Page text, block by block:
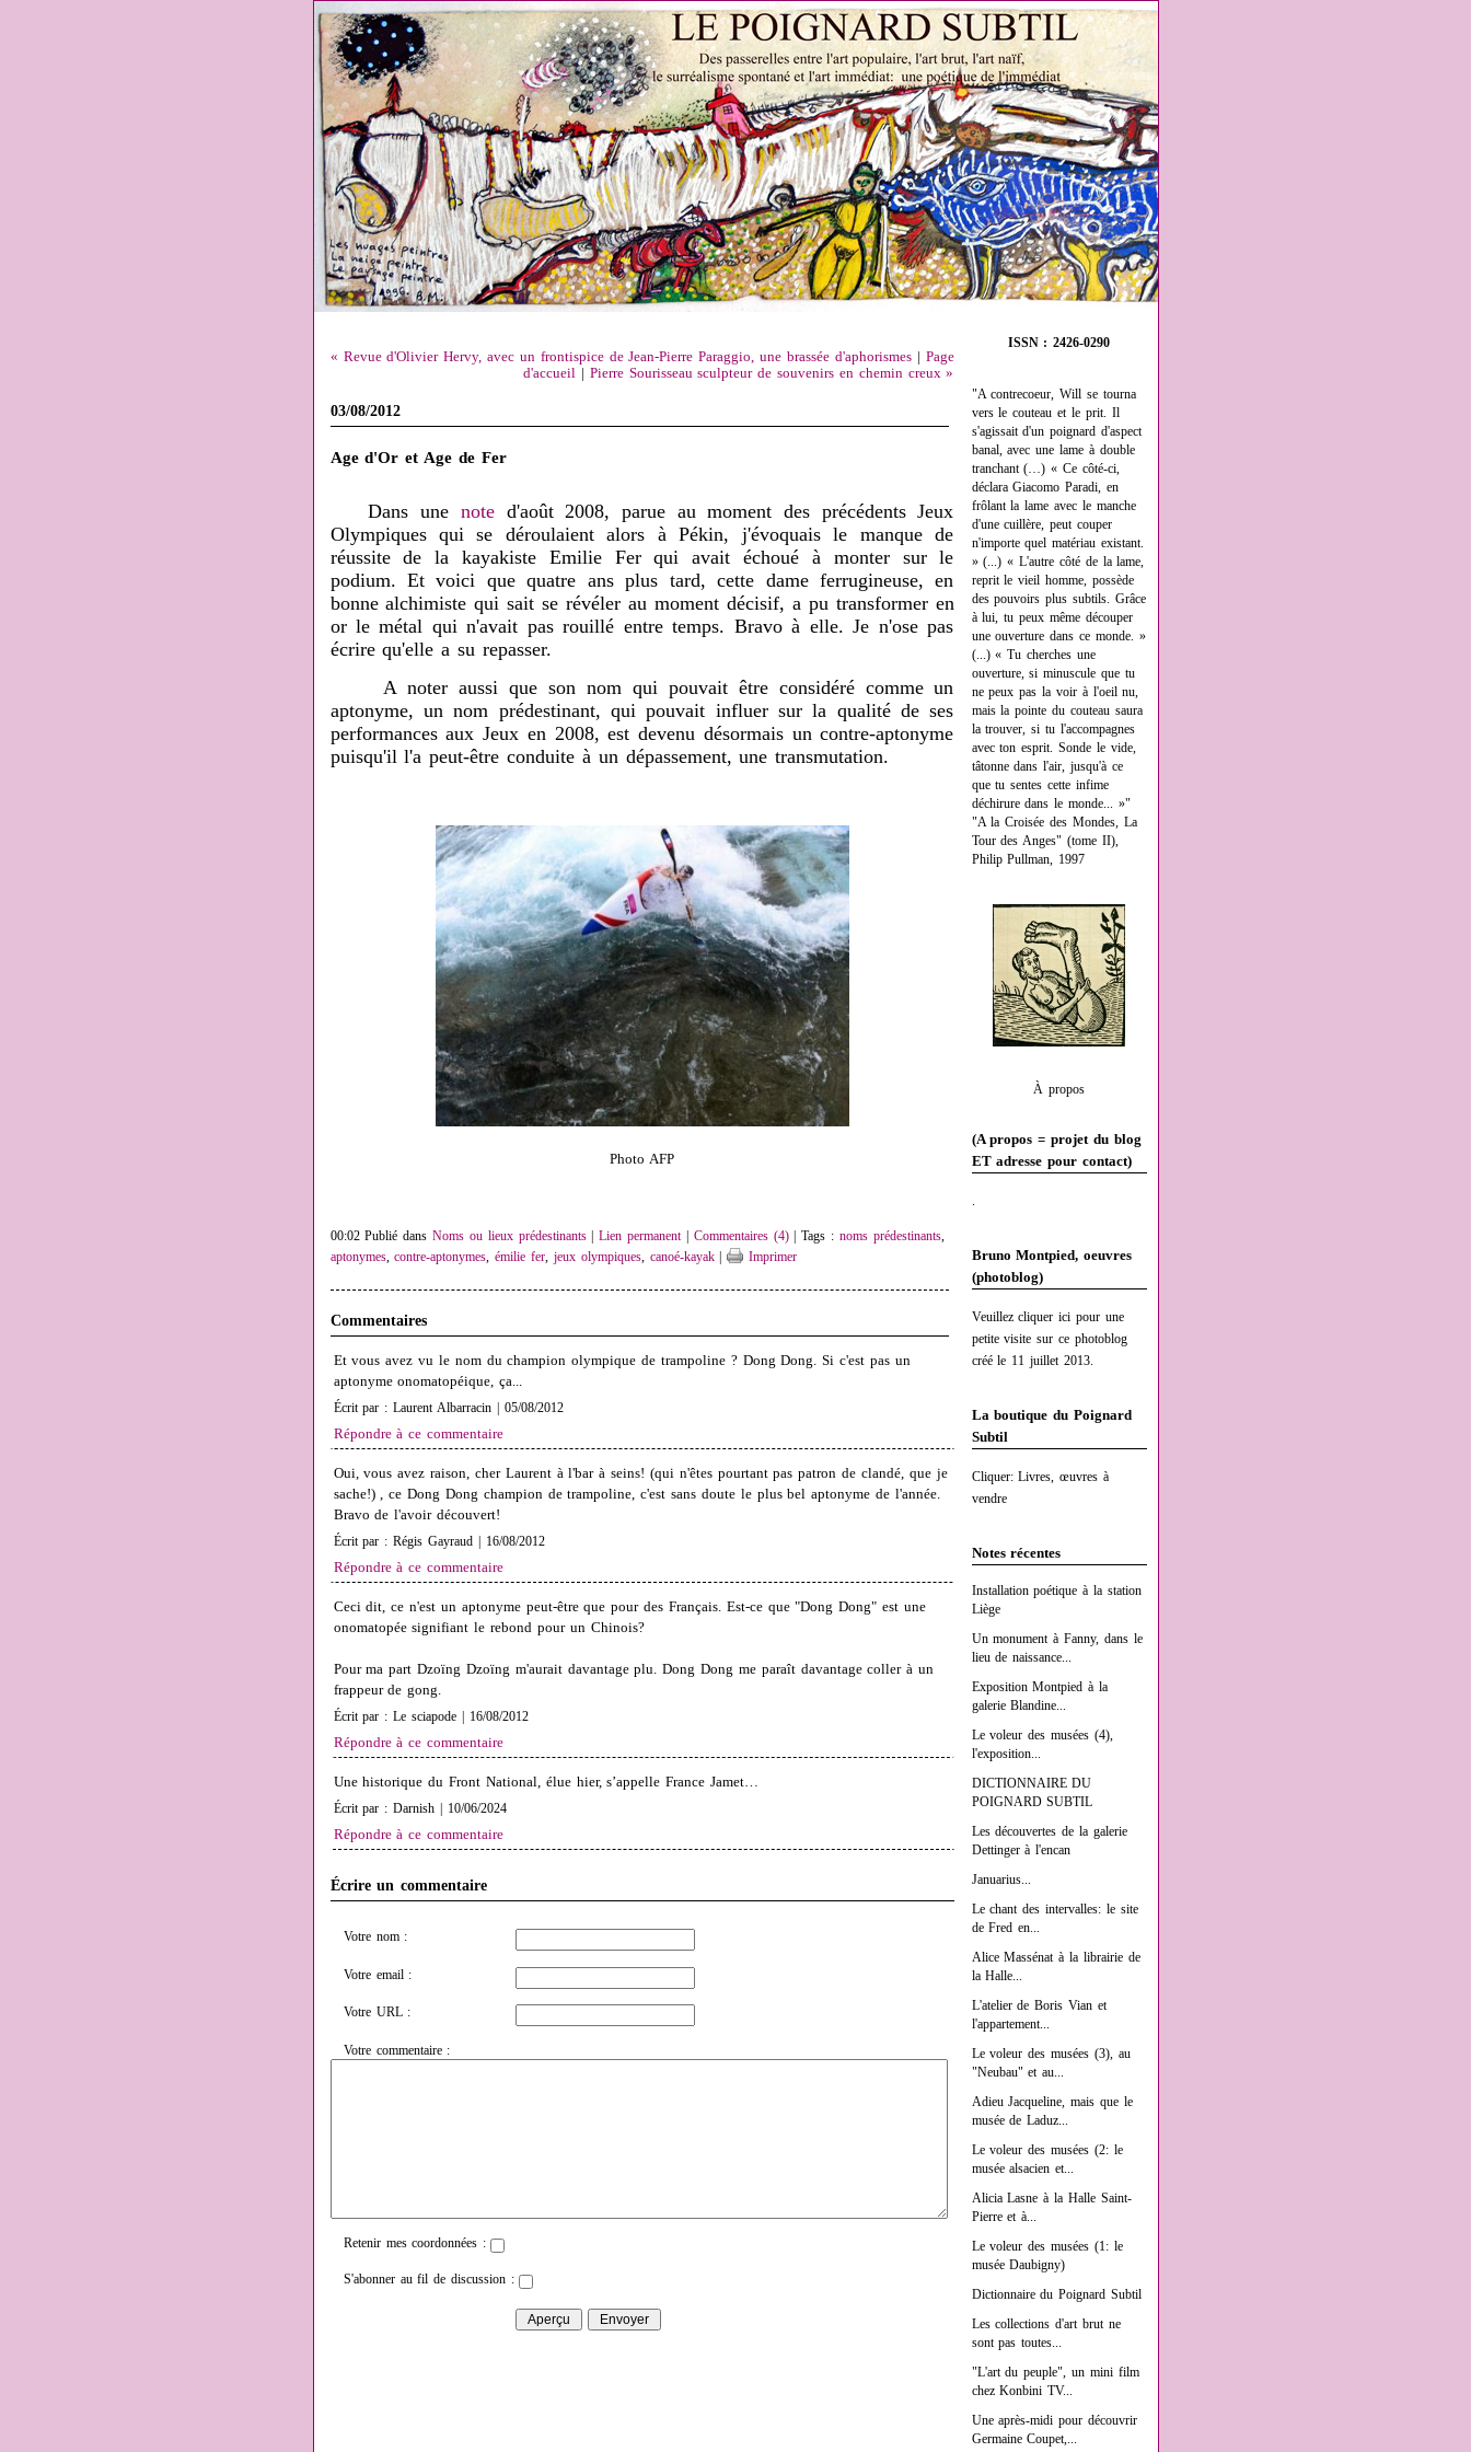
ISSN : 2426-0290
"A contrecoeur, Will se tourna
vers le couteau et le prit. Il
s'agissait d'un poignard d'aspect
banal, avec une lame à double
tranchant (…) « Ce côté-ci,
déclara Giacomo Paradi, en
frôlant la lame avec le manche
d'une cuillère, peut couper
n'importe quel matériau existant.
» (...) « L'autre côté de la lame,
reprit le vieil homme, possède
des pouvoirs plus subtils. Grâce
à lui, tu peux même découper
une ouverture dans ce monde. »
(...) « Tu cherches une
ouverture, si minuscule que tu
ne peux pas la voir à l'oeil nu,
mais la pointe du couteau saura
la trouver, si tu l'accompagnes
avec ton esprit. Sonde le vide,
tâtonne dans l'air, jusqu'à ce
que tu sentes cette infime
déchirure dans le monde... »"
"A la Croisée des Mondes, La
Tour des Anges" (tome II),
Philip Pullman, 1997
À propos
(A propos = projet du blog
ET adresse pour contact)
.
Bruno Montpied, oeuvres
(photoblog)
Veuillez cliquer ici pour une
petite visite sur ce photoblog
créé le 11 juillet 2013.
La boutique du Poignard
Subtil
Cliquer: Livres, œuvres à
vendre
Notes récentes
Installation poétique à la station
Liège
Un monument à Fanny, dans le
lieu de naissance...
Exposition Montpied à la
galerie Blandine...
Le voleur des musées (4),
l'exposition...
DICTIONNAIRE DU
POIGNARD SUBTIL
Les découvertes de la galerie
Dettinger à l'encan
Januarius...
Le chant des intervalles: le site
de Fred en...
Alice Massénat à la librairie de
la Halle...
L'atelier de Boris Vian et
l'appartement...
Le voleur des musées (3), au
"Neubau" et au...
Adieu Jacqueline, mais que le
musée de Laduz...
Le voleur des musées (2: le
musée alsacien et...
Alicia Lasne à la Halle Saint-
Pierre et à...
Le voleur des musées (1: le
musée Daubigny)
Dictionnaire du Poignard Subtil
Les collections d'art brut ne
sont pas toutes...
"L'art du peuple", un mini film
chez Konbini TV...
Une après-midi pour découvrir
Germaine Coupet,...
« Revue d'Olivier Hervy, avec un frontispice de Jean-Pierre Paraggio, une brassée d'aphorismes| Page
d'accueil
Pierre Sourisseau sculpteur de souvenirs en chemin creux »
03/08/2012
Age d'Or et Age de Fer
Dans une noted'août 2008, parue au moment des précédents Jeux
Olympiques qui se déroulaient alors à Pékin, j'évoquais le manque de
réussite de la kayakiste Emilie Fer qui avait échoué à monter sur le
podium. Et voici que quatre ans plus tard, cette dame ferrugineuse, en
bonne alchimiste qui sait se révéler au moment décisif, a pu transformer en
or le métal qui n'avait pas rouillé entre temps. Bravo à elle. Je n'ose pas
écrire qu'elle a su repasser.
A noter aussi que son nom qui pouvait être considéré comme un
aptonyme, un nom prédestinant, qui pouvait influer sur la qualité de ses
performances aux Jeux en 2008, est devenu désormais un contre-aptonyme
puisqu'il l'a peut-être conduite à un dépassement, une transmutation.
Photo AFP
00:02 Publié dansNoms ou lieux prédestinants|Lien permanent| Commentaires (4)| Tags : noms prédestinants,
aptonymes,contre-aptonymes,émilie fer, jeux olympiques, canoé-kayak| Imprimer
Commentaires
Et vous avez vu le nom du champion olympique de trampoline ? Dong Dong. Si c'est pas un
aptonyme onomatopéique, ça...
Écrit par : Laurent Albarracin | 05/08/2012
Répondre à ce commentaire
Oui, vous avez raison, cher Laurent à l'bar à seins! (qui n'êtes pourtant pas patron de clandé, que je
sache!) , ce Dong Dong champion de trampoline, c'est sans doute le plus bel aptonyme de l'année.
Bravo de l'avoir découvert!
Écrit par : Régis Gayraud | 16/08/2012
Répondre à ce commentaire
Ceci dit, ce n'est un aptonyme peut-être que pour des Français. Est-ce que "Dong Dong" est une
onomatopée signifiant le rebond pour un Chinois?
Pour ma part Dzoïng Dzoïng m'aurait davantage plu. Dong Dong me paraît davantage coller à un
frappeur de gong.
Écrit par : Le sciapode | 16/08/2012
Répondre à ce commentaire
Une historique du Front National, élue hier, s’appelle France Jamet…
Écrit par : Darnish | 10/06/2024
Répondre à ce commentaire
Écrire un commentaire
Votre nom :
Votre email :
Votre URL :
Votre commentaire :
Retenir mes coordonnées :
S'abonner au fil de discussion :